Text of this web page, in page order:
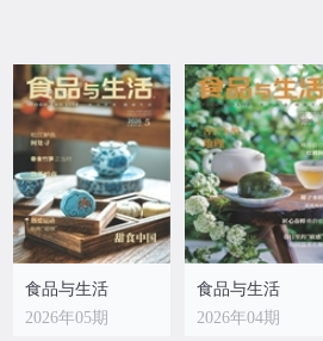
食品与生活
2026年05期
食品与生活
2026年04期